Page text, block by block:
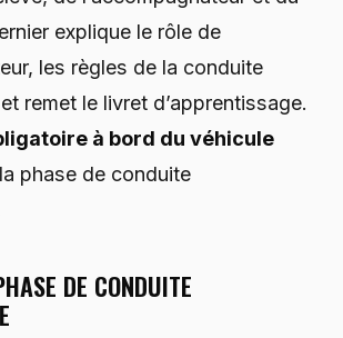
explique le rôle de
les règles de la conduite
remet le livret d’apprentissage.
à bord du véhicule
phase de conduite
DE CONDUITE